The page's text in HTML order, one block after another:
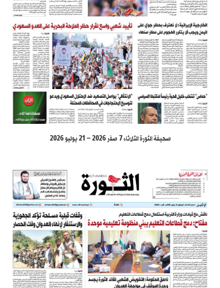
صحيفة الثورة الثلاثاء 7 صفر 2026 – 21 يوليو 2026